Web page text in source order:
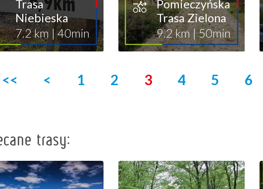
Trasa
Niebieska
7.2 km |40min
Pomieczyńska
Trasa Zielona
9.2 km|50min
<< < 1 2 3 4 5 6
trasy: